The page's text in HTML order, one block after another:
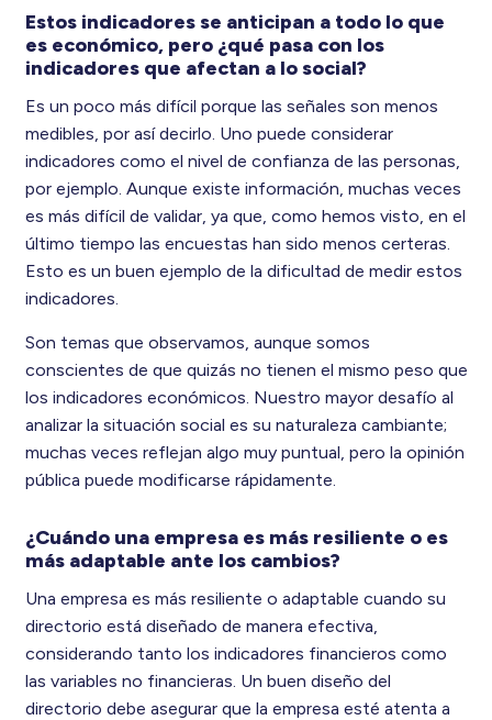
Estos indicadores se anticipan a todo lo que
es económico, pero ¿qué pasa con los
indicadores que afectan a lo social?
Es un poco más difícil porque las señales son menos
medibles, por así decirlo. Uno puede considerar
indicadores como el nivel de confianza de las personas,
por ejemplo. Aunque existe información, muchas veces
es más difícil de validar, ya que, como hemos visto, en el
último tiempo las encuestas han sido menos certeras.
Esto es un buen ejemplo de la dificultad de medir estos
indicadores.
Son temas que observamos, aunque somos
conscientes de que quizás no tienen el mismo peso que
los indicadores económicos. Nuestro mayor desafío al
analizar la situación social es su naturaleza cambiante;
muchas veces reflejan algo muy puntual, pero la opinión
pública puede modificarse rápidamente.
¿Cuándo una empresa es más resiliente o es
más adaptable ante los cambios?
Una empresa es más resiliente o adaptable cuando su
directorio está diseñado de manera efectiva,
considerando tanto los indicadores financieros como
las variables no financieras. Un buen diseño del
directorio debe asegurar que la empresa esté atenta a